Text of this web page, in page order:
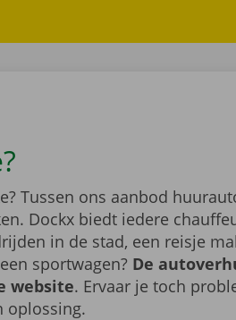
Tussen ons aanbod
Dockx biedt iedere
in de stad, een reisje
sportwagen? De
website. Ervaar je toch
oplossing.